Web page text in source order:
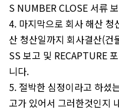
S NUMBER CLOSE 서류
4. 마지막으로 회사 해산 청
산 청산일까지 회사결산(건
SS 보고 및 RECAPTURE
니다.
5. 절박한 심정이라고 하셨
고가 있어서 그러한것인지